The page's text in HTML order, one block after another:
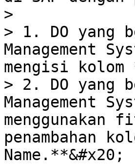
>
> 1. DO yang
Management
mengisi
> 2. DO yang
Management
menggunakan
penambahan
Name.**&#x20;